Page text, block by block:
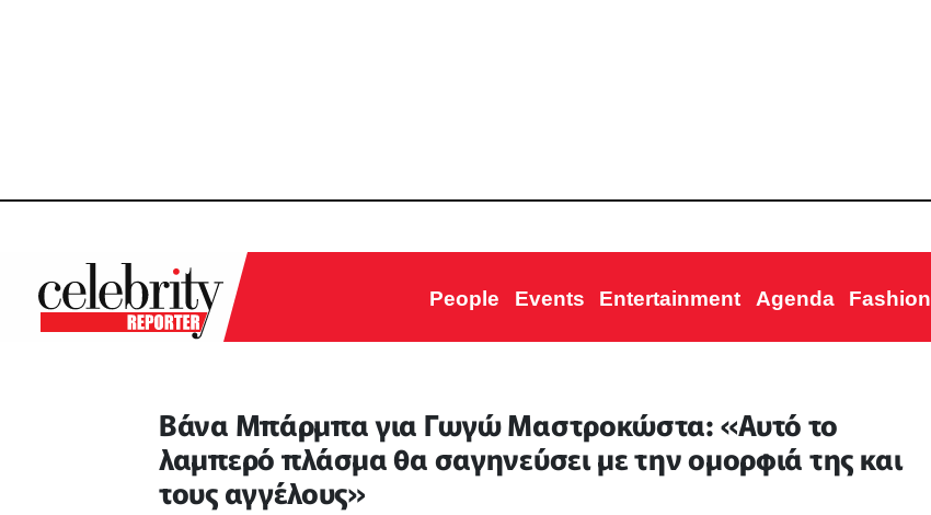
People Events Entertainment Agenda Fashion
Βάνα Μπάρμπα για Γωγώ Μαστροκώστα: «Αυτό το
λαμπερό πλάσμα θα σαγηνεύσει με την ομορφιά της και
τους αγγέλους»